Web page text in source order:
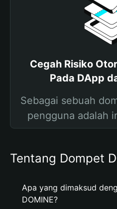
Cegah Risiko
Pada DApp
Sebagai sebuah
pengguna adalah
Tentang Dompet
Apa yang dimaksud
DOMINE?